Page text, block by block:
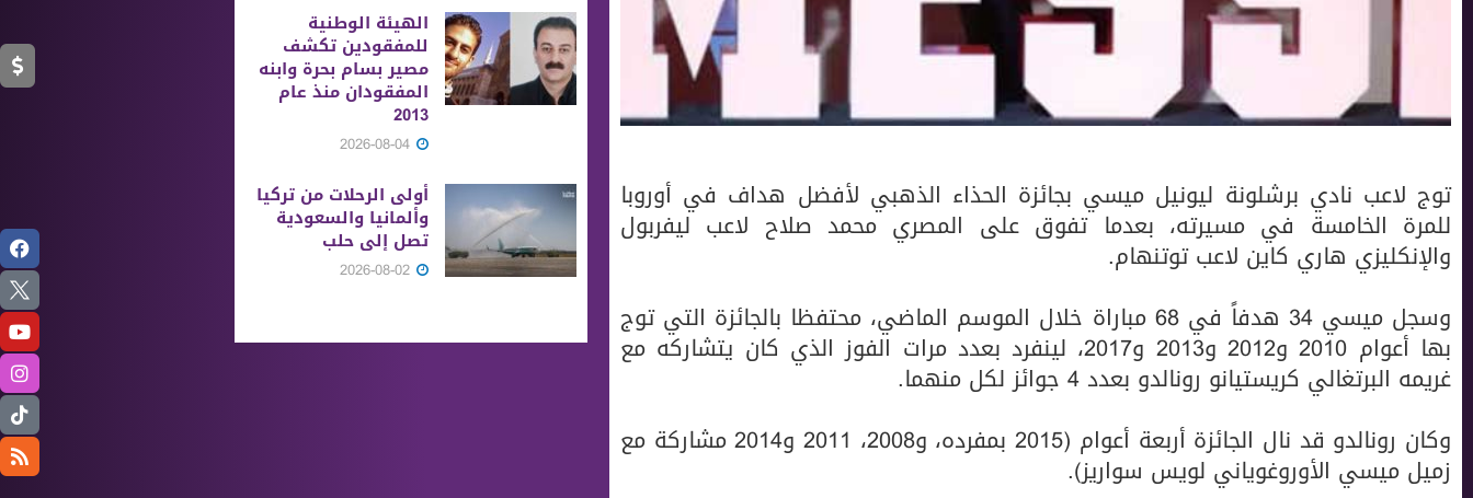
توج لاعب نادي برشلونة ليونيل ميسي بجائزة الحذاء الذهبي لأفضل هداف في أوروبا
للمرة الخامسة في مسيرته، بعدما تفوق على المصري محمد صلاح لاعب ليفربول
والإنكليزي هاري كاين لاعب توتنهام.
وسجل ميسي 34 هدفاً في 68 مباراة خلال الموسم الماضي، محتفظا بالجائزة التي توج
بها أعوام 2010 و2012 و2013 و2017، لينفرد بعدد مرات الفوز الذي كان يتشاركه مع
غريمه البرتغالي كريستيانو رونالدو بعدد 4 جوائز لكل منهما.
وكان رونالدو قد نال الجائزة أربعة أعوام (2015 بمفرده، و2008، 2011 و2014 مشاركة مع
زميل ميسي الأوروغوياني لويس سواريز).
الهيئة الوطنية
للمفقودين تكشف
مصير بسام بحرة وابنه
المفقودان منذ عام
2013
أولى الرحلات من ‏تركيا
وألمانيا والسعودية
تصل إلى حلب